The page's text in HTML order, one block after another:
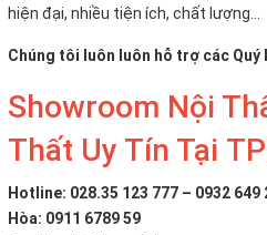
hiện đại, nhiều tiện ích, chất lượng...
Chúng tôi luôn luôn hỗ trợ các Quý
Showroom Nội
Thất Uy Tín Tại
Hotline: 028.35 123 777 – 0932 649
Hòa: 0911 6789 59